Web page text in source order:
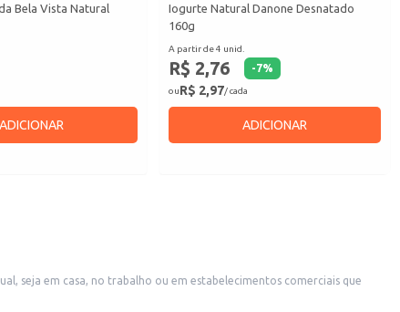
Bela Vista Natural
ADICIONAR
Iogurte Natural Danone Desnatado
160g
A partir de 4 unid.
R$ 2,76 -7%
ouR$ 2,97/ cada
ADICIONAR
seja em casa, no trabalho ou em estabelecimentos comerciais que